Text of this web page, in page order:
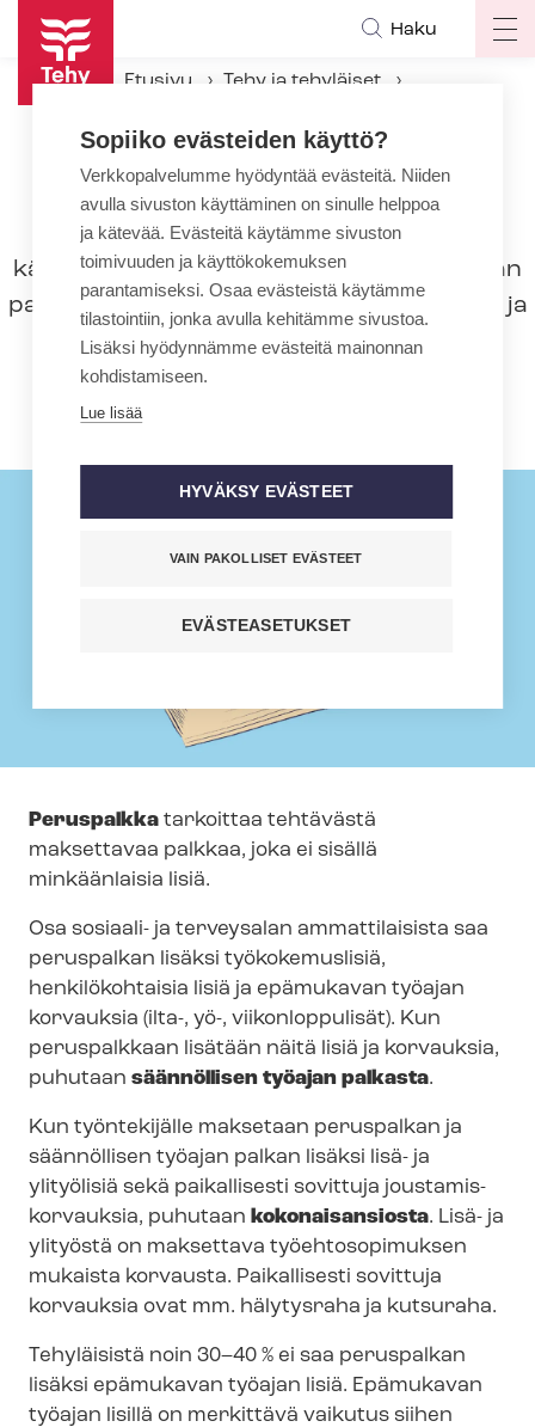
Hyppää
pääsisältöön
Haku
Etusivu
Tehy ja tehyläiset
Tehyläisten palkkataso
Palkasta puhuttaessa on syytä erottaa
käsitteet peruspalkka, säännöllisen työajan
palkka ja kokonaisansio. Sosiaali-, terveys- ja
kasvatusalalla pal­kan­muo­dos­tuk­seen
vaikuttaa myös paljon se, saako henkilö
epämukavan työajan korvauksia.
Peruspalkka tarkoittaa tehtävästä
maksettavaa palkkaa, joka ei sisällä
minkäänlaisia lisiä.
Osa sosiaali- ja terveysalan ammattilaisista saa
peruspalkan lisäksi työkokemuslisiä,
henkilökohtaisia lisiä ja epämukavan työajan
korvauksia (ilta-, yö-, viikonloppulisät). Kun
peruspalkkaan lisätään näitä lisiä ja korvauksia,
puhutaan säännöllisen työajan palkasta.
Kun työntekijälle maksetaan peruspalkan ja
säännöllisen työajan palkan lisäksi lisä- ja
ylityölisiä sekä paikallisesti sovittuja jous­ta­mis­
kor­vauk­sia, puhutaan kokonaisansiosta. Lisä- ja
ylityöstä on maksettava työehtosopimuksen
mukaista korvausta. Paikallisesti sovittuja
korvauksia ovat mm. hälytysraha ja kutsuraha.
Tehyläisistä noin 30–40 % ei saa peruspalkan
lisäksi epämukavan työajan lisiä. Epämukavan
työajan lisillä on merkittävä vaikutus siihen
Sopiiko evästeiden käyttö?
Verkkopalvelumme hyödyntää evästeitä. Niiden
avulla sivuston käyttäminen on sinulle helppoa
ja kätevää. Evästeitä käytämme sivuston
toimivuuden ja käyttökokemuksen
parantamiseksi. Osaa evästeistä käytämme
tilastointiin, jonka avulla kehitämme sivustoa.
Lisäksi hyödynnämme evästeitä mainonnan
kohdistamiseen.
Lue lisää
HYVÄKSY EVÄSTEET
VAIN PAKOLLISET EVÄSTEET
EVÄSTEASETUKSET